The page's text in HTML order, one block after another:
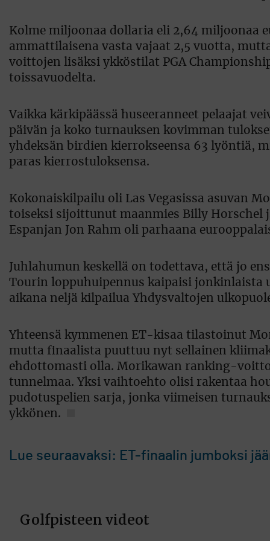
Kolme miljoonaa dollaria eli 2,64 miljoonaa
ammattilaisena vasta vajaat 2,5 vuotta,
voittojen lisäksi ykköstilat PGA
toissavuodelta.
Vaikka kärkipäässä huseeranneet pelaajat
päivän ja koko turnauksen kovimman
yhdeksän birdien kierrokseensa 63 lyöntiä,
paras kierrostuloksensa.
Kokonaiskilpailu oli Las Vegasissa asuvan
toiseksi sijoittunut maanmies Billy Horschel
Espanjan Jon Rahm oli parhaana
Juhlahumun keskellä on todettava, että jo
Tourin loppuhuipennus kaipaisi jonkinlaista
aikana neljä kilpailua Yhdysvaltojen
Yhteensä kymmenen ET-kisaa tilastoinut
mutta finaalista puuttuu nyt sellainen
ehdottomasti olla. Morikawan ranking-
tunnelmaa. Yksi vaihtoehto olisi rakentaa
pudotuspelien sarja, jonka viimeisen
ykkönen.
Lue seuraavaksi: ET-finaalin jumboksi